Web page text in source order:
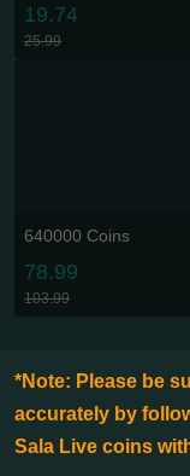
19.74
25.99
640000 Coins
78.99
103.99
*Note: Please be
accurately by
Sala Live coins